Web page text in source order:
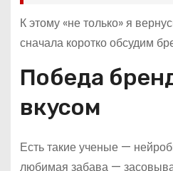
К этому «не только» я
сначала коротко обсудим
Победа
вкусом
Есть такие ученые —
любимая забава —